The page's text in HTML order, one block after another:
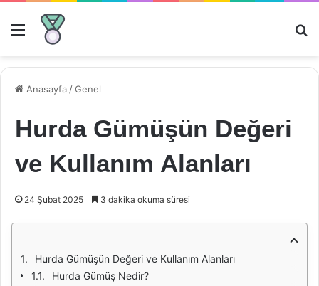
Menü
Anasayfa /Genel
Hurda Gümüşün Değeri
ve Kullanım Alanları
24 Şubat 2025 3 dakika okuma süresi
Hurda Gümüşün Değeri ve Kullanım Alanları
Hurda Gümüş Nedir?